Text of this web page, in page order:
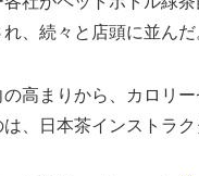
、続々と店頭に並んだ
の高まりから、カロリ
、日本茶インストラク